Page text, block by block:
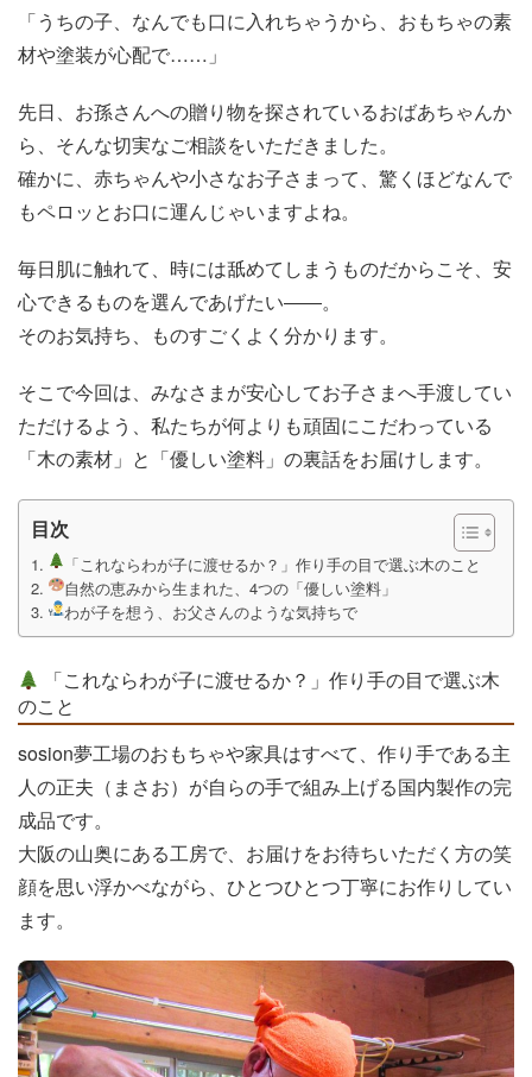
「うちの子、なんでも口に入れちゃうから、おもちゃの素
材や塗装が心配で……」
先日、お孫さんへの贈り物を探されているおばあちゃんか
ら、そんな切実なご相談をいただきました。
確かに、赤ちゃんや小さなお子さまって、驚くほどなんで
もペロッとお口に運んじゃいますよね。
毎日肌に触れて、時には舐めてしまうものだからこそ、安
心できるものを選んであげたい――。
そのお気持ち、ものすごくよく分かります。
そこで今回は、みなさまが安心してお子さまへ手渡してい
ただけるよう、私たちが何よりも頑固にこだわっている
「木の素材」と「優しい塗料」の裏話をお届けします。
目次
「これならわが子に渡せるか？」作り手の目で選ぶ木のこと
自然の恵みから生まれた、4つの「優しい塗料」
わが子を想う、お父さんのような気持ちで
「これならわが子に渡せるか？」作り手の目で選ぶ木
のこと
sosion夢工場のおもちゃや家具はすべて、作り手である主
人の正夫（まさお）が自らの手で組み上げる国内製作の完
成品です。
大阪の山奥にある工房で、お届けをお待ちいただく方の笑
顔を思い浮かべながら、ひとつひとつ丁寧にお作りしてい
ます。